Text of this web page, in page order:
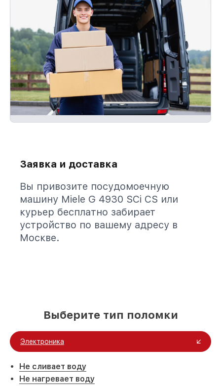
Заявка и доставка
Вы привозите посудомоечную
машину Miele G 4930 SCi CS или
курьер бесплатно забирает
устройство по вашему адресу в
Москве.
Выберите тип поломки
Электроника
Не сливает воду
Не нагревает воду